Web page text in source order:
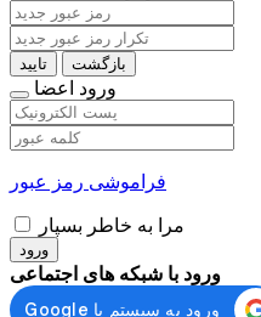
تایید بازگشت
ورود اعضا
فراموشی رمز عبور
مرا به خاطر بسپار
ورود
ورود با شبکه های اجتماعی